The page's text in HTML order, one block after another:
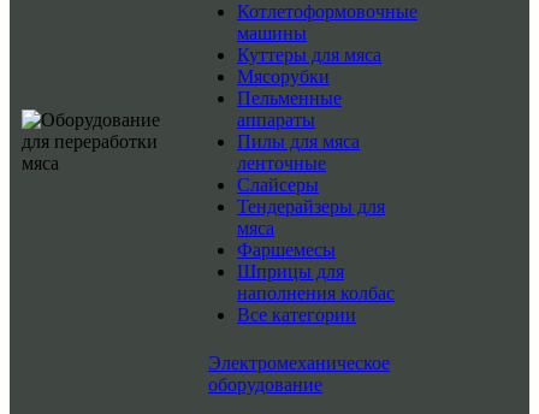
Котлетоформовочные
машины
Куттеры для мяса
Мясорубки
Пельменные
аппараты
Пилы для мяса
ленточные
Слайсеры
Тендерайзеры для
мяса
Фаршемесы
Шприцы для
наполнения колбас
Все категории
Электромеханическое
оборудование